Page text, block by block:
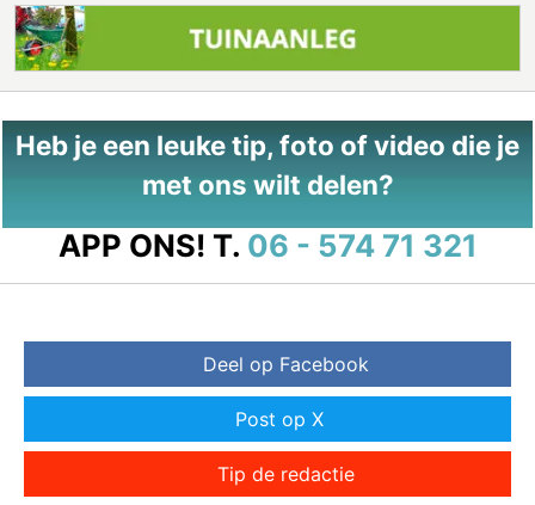
Heb je een leuke tip, foto of video die je
met ons wilt delen?
APP ONS! T. 06 - 574 71 321
Deel op Facebook
Post op X
Tip de redactie